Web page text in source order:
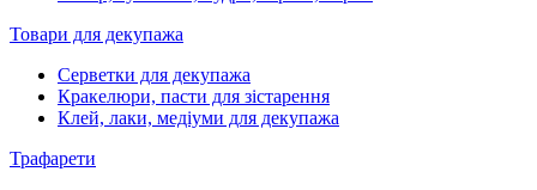
Товари для декупажа
Серветки для декупажа
Кракелюри, пасти для зістарення
Клей, лаки, медіуми для декупажа
Трафарети